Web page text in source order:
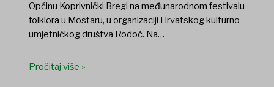
Općinu Koprivnički Bregi na međunarodnom festivalu
folklora u Mostaru, u organizaciji Hrvatskog kulturno-
umjetničkog društva Rodoč. Na…
Pročitaj više »